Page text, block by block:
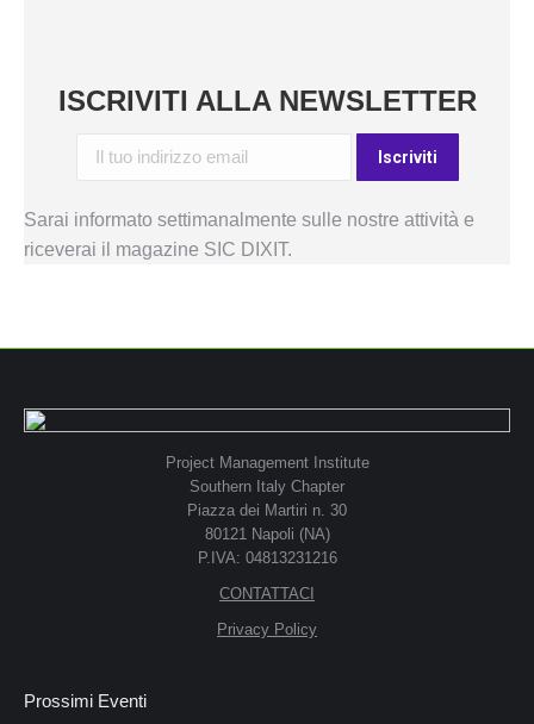
ISCRIVITI ALLA NEWSLETTER
Sarai informato settimanalmente sulle nostre attività e
riceverai il magazine SIC DIXIT.
Project Management Institute
Southern Italy Chapter
Piazza dei Martiri n. 30
80121 Napoli (NA)
P.IVA: 04813231216
CONTATTACI
Privacy Policy
Prossimi Eventi